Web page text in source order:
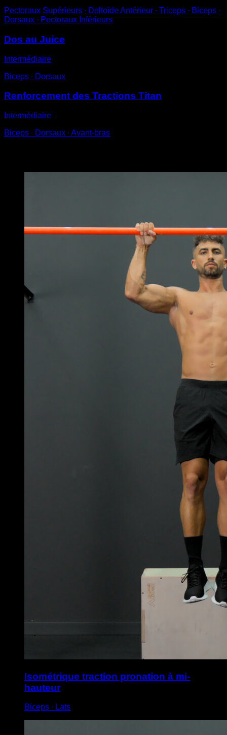
Pectoraux Supérieurs ∙ Deltoïde Antérieur ∙ Triceps ∙ Biceps ∙
Dorsaux ∙ Pectoraux Inférieurs
Dos au Juice
Intermédiaire
Biceps ∙ Dorsaux
Renforcement des Tractions Titan
Intermédiaire
Biceps ∙ Dorsaux ∙ Avant-bras
Isométrique traction pronation à mi-
hauteur
Biceps ∙ Lats